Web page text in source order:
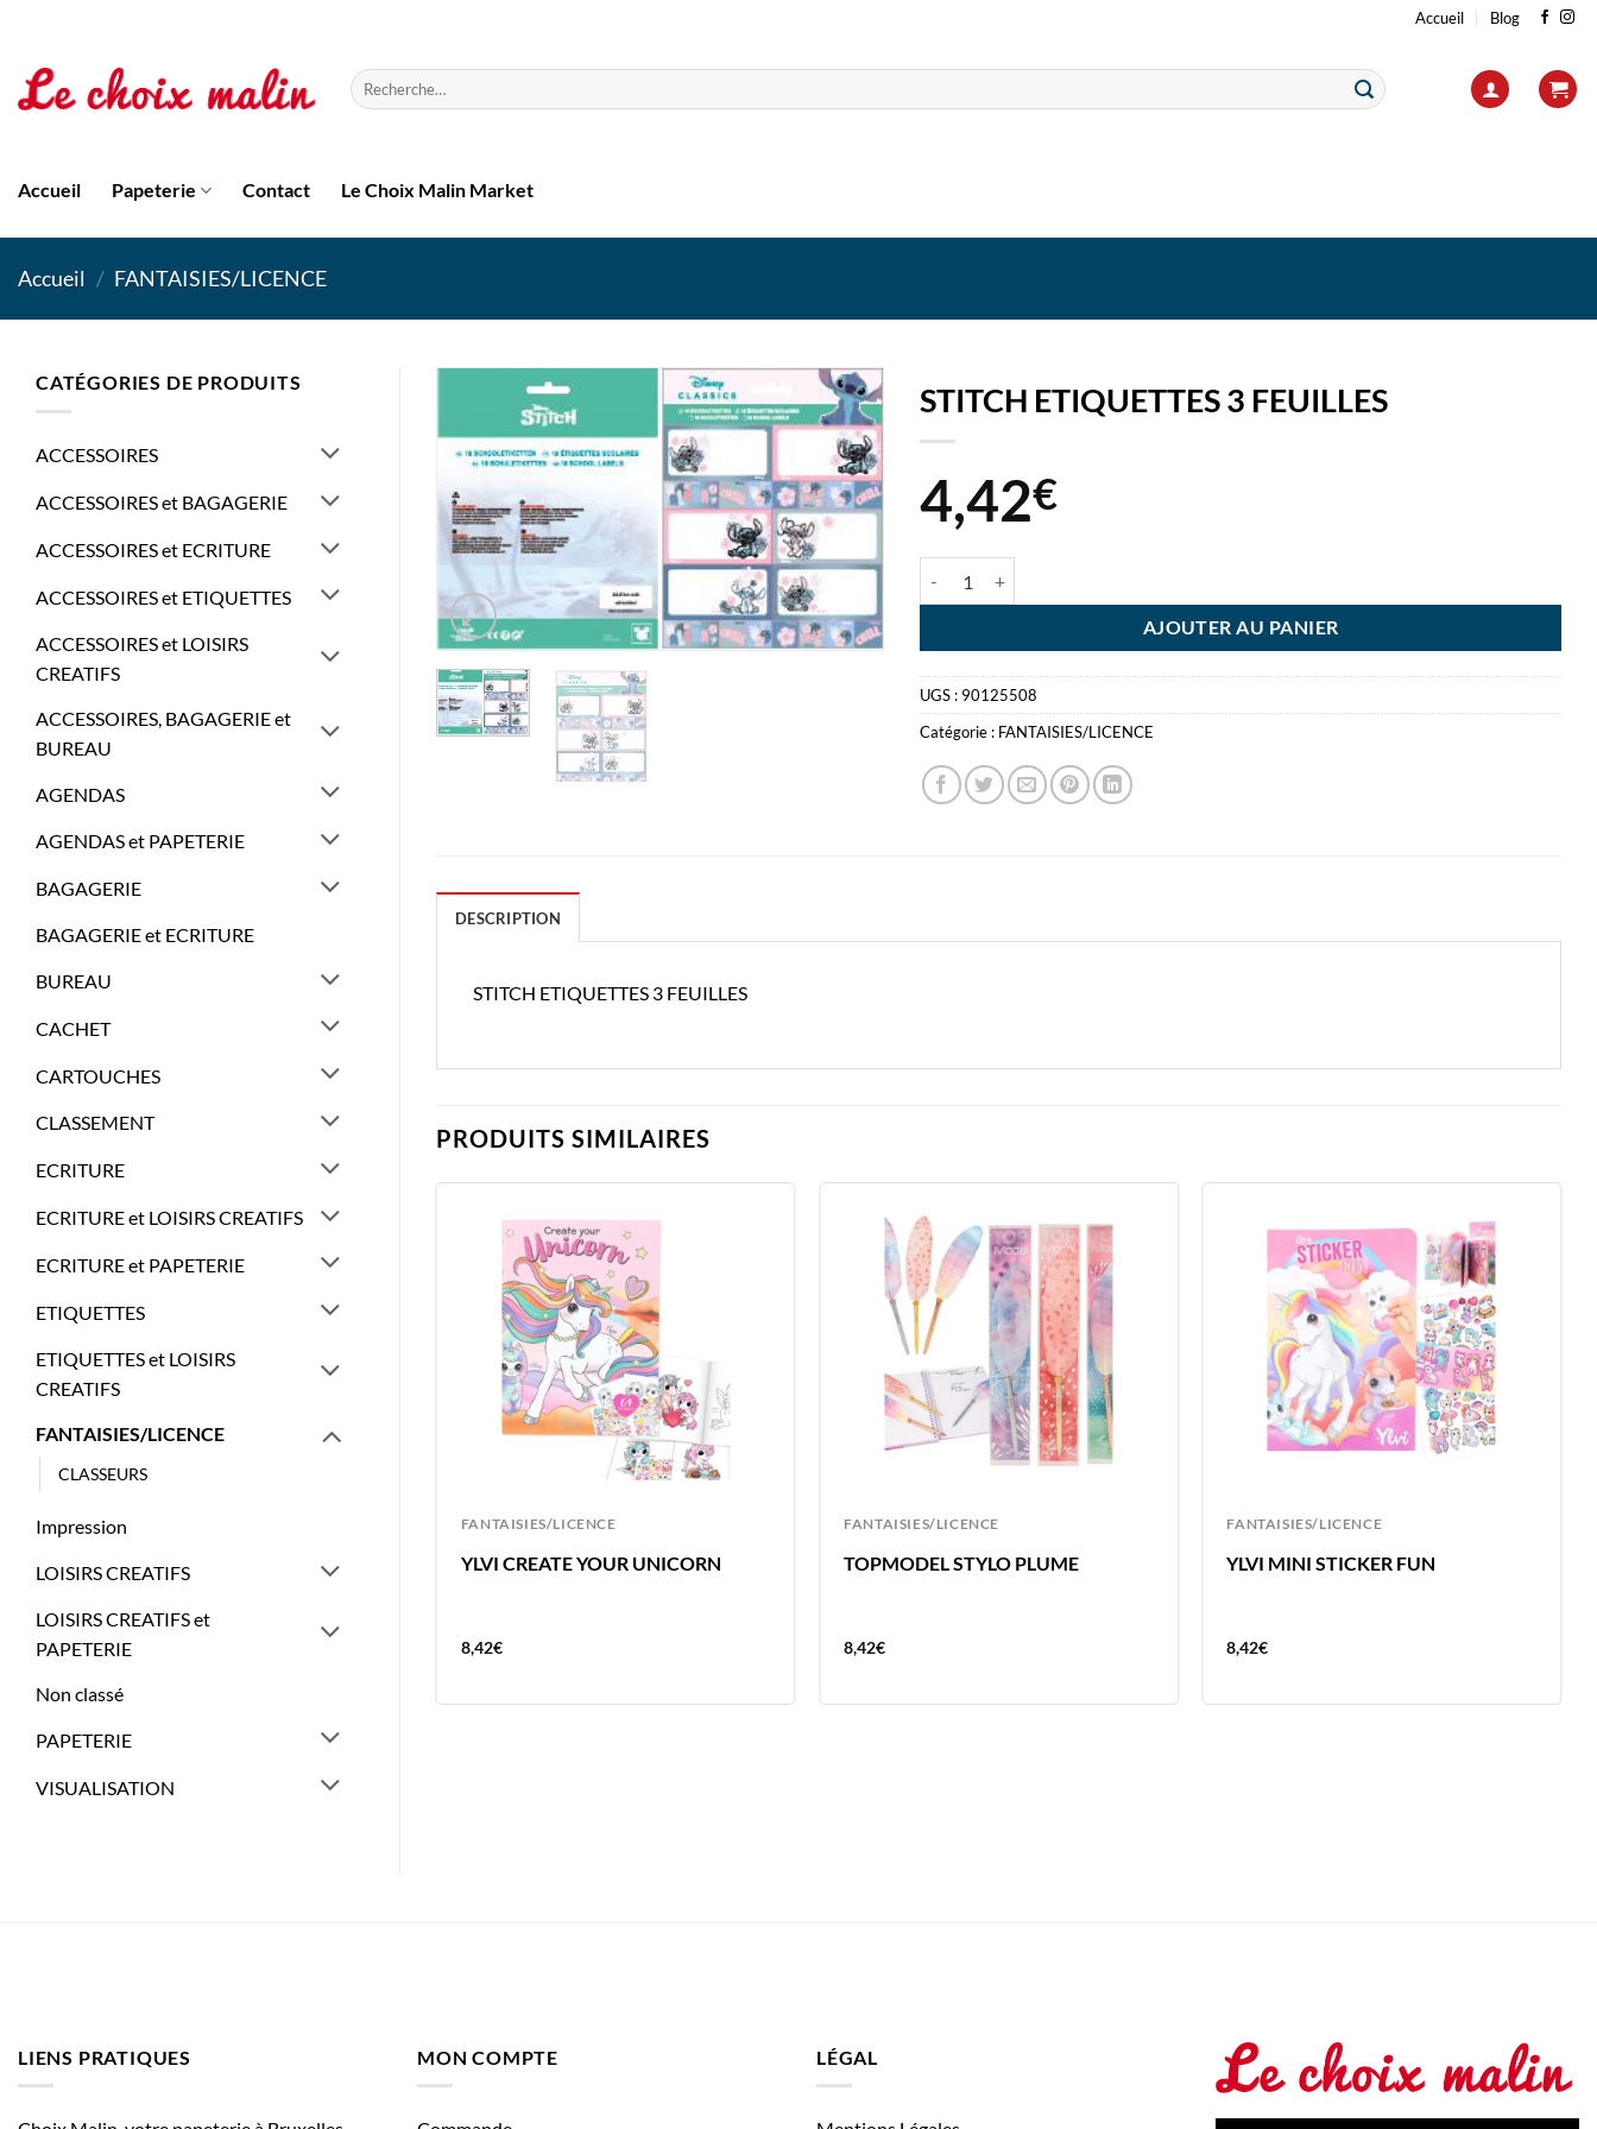
contenu
Accueil Blog
Recherche
pour :
Accueil Papeterie Contact Le Choix Malin Market
Accueil / FANTAISIES/LICENCE
CATÉGORIES DE PRODUITS
ACCESSOIRES
ACCESSOIRES et BAGAGERIE
ACCESSOIRES et ECRITURE
ACCESSOIRES et ETIQUETTES
ACCESSOIRES et LOISIRS
CREATIFS
ACCESSOIRES, BAGAGERIE et
BUREAU
AGENDAS
AGENDAS et PAPETERIE
BAGAGERIE
BAGAGERIE et ECRITURE
BUREAU
CACHET
CARTOUCHES
CLASSEMENT
ECRITURE
ECRITURE et LOISIRS CREATIFS
ECRITURE et PAPETERIE
ETIQUETTES
ETIQUETTES et LOISIRS
CREATIFS
FANTAISIES/LICENCE
CLASSEURS
Impression
LOISIRS CREATIFS
LOISIRS CREATIFS et
PAPETERIE
Non classé
PAPETERIE
VISUALISATION
STITCH ETIQUETTES 3 FEUILLES
4,42€
AJOUTER AU PANIER
UGS : 90125508
Catégorie : FANTAISIES/LICENCE
DESCRIPTION
STITCH ETIQUETTES 3 FEUILLES
PRODUITS SIMILAIRES
FANTAISIES/LICENCE
YLVI CREATE YOUR UNICORN
8,42€
FANTAISIES/LICENCE
TOPMODEL STYLO PLUME
8,42€
FANTAISIES/LICENCE
YLVI MINI STICKER FUN
8,42€
FANTAISIES/LICENCE
TOPMODEL ALBUM COLORIER
DOODLE DOODLE + STYLOS
FLUOS
16,92€
LIENS PRATIQUES MON COMPTE LÉGAL